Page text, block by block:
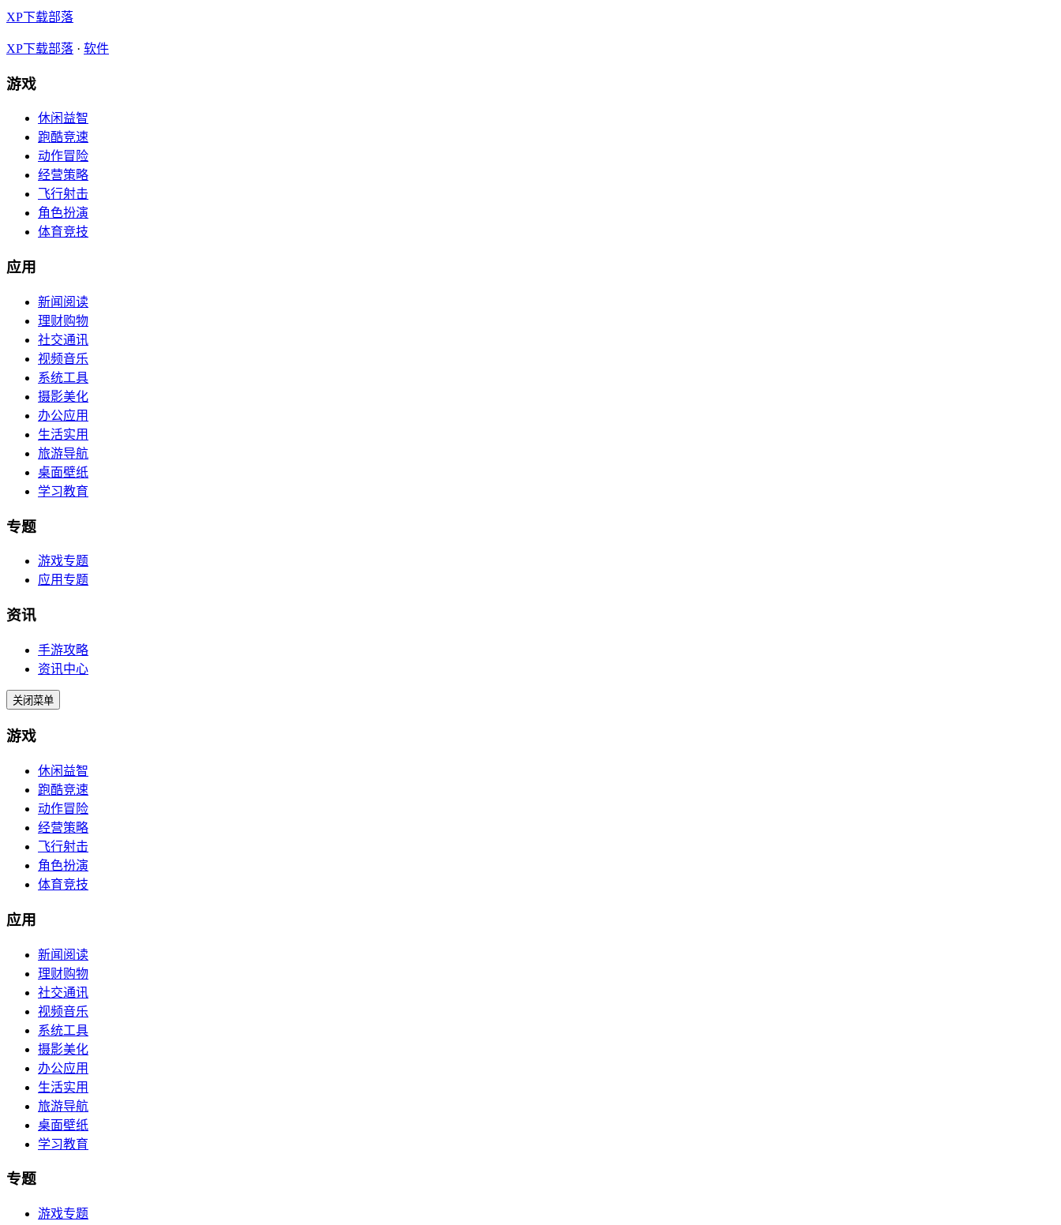
XP下载部落
XP下载部落 · 软件
游戏
休闲益智
跑酷竞速
动作冒险
经营策略
飞行射击
角色扮演
体育竞技
应用
新闻阅读
理财购物
社交通讯
视频音乐
系统工具
摄影美化
办公应用
生活实用
旅游导航
桌面壁纸
学习教育
专题
游戏专题
应用专题
资讯
手游攻略
资讯中心
关闭菜单
游戏
休闲益智
跑酷竞速
动作冒险
经营策略
飞行射击
角色扮演
体育竞技
应用
新闻阅读
理财购物
社交通讯
视频音乐
系统工具
摄影美化
办公应用
生活实用
旅游导航
桌面壁纸
学习教育
专题
游戏专题